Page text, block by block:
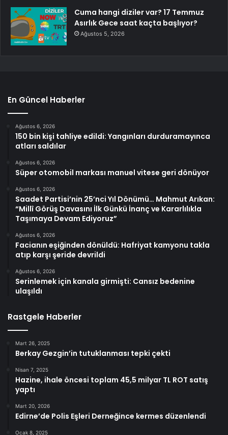
Cuma hangi diziler var? 17 Temmuz
Asırlık Gece saat kaçta başlıyor?
Ağustos 5, 2026
En Güncel Haberler
Ağustos 6, 2026
150 bin kişi tahliye edildi: Yangınları durduramayınca
atları saldılar
Ağustos 6, 2026
Süper otomobil markası manuel vitese geri dönüyor
Ağustos 6, 2026
Saadet Partisi’nin 25’nci Yıl Dönümü… Mahmut Arıkan:
“Millî Görüş Davasını İlk Günkü İnanç ve Kararlılıkla
Taşımaya Devam Ediyoruz”
Ağustos 6, 2026
Facianın eşiğinden dönüldü: Hafriyat kamyonu takla
atıp karşı şeride devrildi
Ağustos 6, 2026
Serinlemek için kanala girmişti: Cansız bedenine
ulaşıldı
Rastgele Haberler
Mart 26, 2025
Berkay Gezgin’in tutuklanması tepki çekti
Nisan 7, 2025
Hazine, ihale öncesi toplam 45,5 milyar TL ROT satış
yaptı
Mart 20, 2026
Edirne’de Polis Eşleri Derneğince kermes düzenlendi
Ocak 8, 2025